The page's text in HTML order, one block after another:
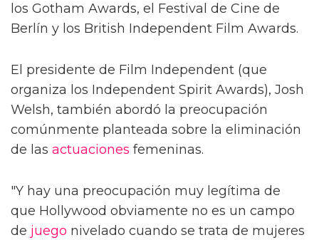
los Gotham Awards, el Festival de Cine de
Berlín y los British Independent Film Awards.
El presidente de Film Independent (que
organiza los Independent Spirit Awards), Josh
Welsh, también abordó la preocupación
comúnmente planteada sobre la eliminación
de las actuaciones femeninas.
"Y hay una preocupación muy legítima de
que Hollywood obviamente no es un campo
de juego nivelado cuando se trata de mujeres